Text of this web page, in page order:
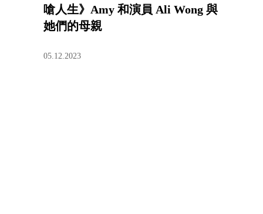
嗆人生》Amy 和演員 Ali Wong 與
她們的母親
05.12.2023